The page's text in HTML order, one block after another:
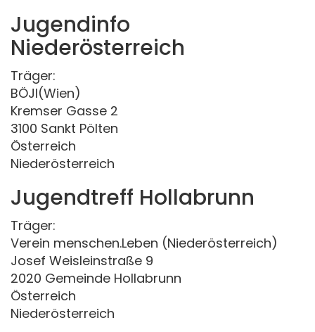
Jugendinfo
Niederösterreich
Träger:
BÖJI(Wien)
Kremser Gasse 2
3100 Sankt Pölten
Österreich
Niederösterreich
Jugendtreff Hollabrunn
Träger:
Verein menschen.Leben (Niederösterreich)
Josef Weisleinstraße 9
2020 Gemeinde Hollabrunn
Österreich
Niederösterreich